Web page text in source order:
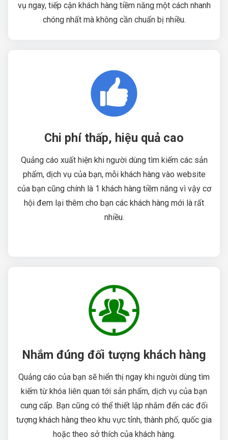
vụ ngay, tiếp cận khách hàng tiềm năng một cách nhanh
chóng nhất mà không cần chuẩn bị nhiều.
Chi phí thấp, hiệu quả cao
Quảng cáo xuất hiện khi người dùng tìm kiếm các sản
phẩm, dịch vụ của bạn, mỗi khách hàng vào website
của bạn cũng chính là 1 khách hàng tiềm năng vì vậy cơ
hội đem lại thêm cho bạn các khách hàng mới là rất
nhiều.
Nhắm đúng đối tượng khách hàng
Quảng cáo của bạn sẽ hiển thị ngay khi người dùng tìm
kiếm từ khóa liên quan tới sản phẩm, dịch vụ của bạn
cung cấp. Bạn cũng có thể thiết lập nhắm đến các đối
tượng khách hàng theo khu vực tỉnh, thành phố, quốc gia
hoặc theo sở thích của khách hàng.